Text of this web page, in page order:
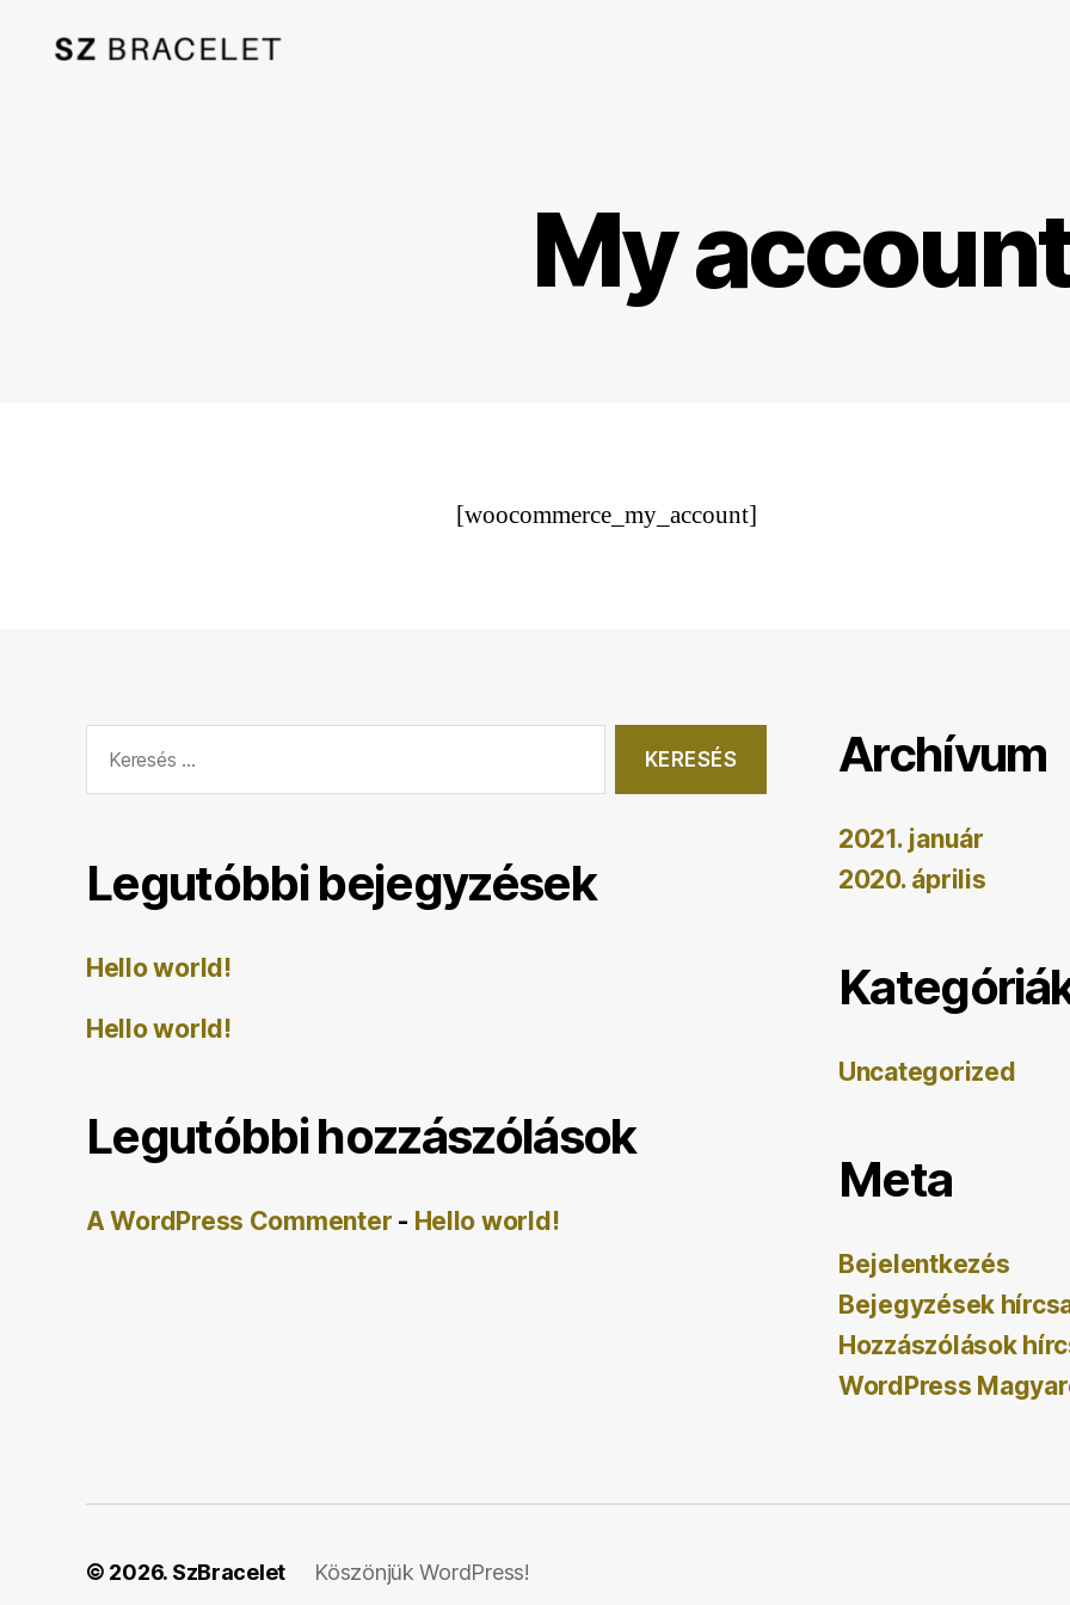
My
[woocommerce_my_account]
Legutóbbi bejegyzések
Hello world!
Hello world!
Legutóbbi hozzászólások
A WordPress Commenter - Hello world!
Archívum
2021. január
2020. április
Uncategorized
Meta
Bejelentkezés
Bejegyzések
Hozzászólások
WordPress
© 2026. SzBracelet Köszönjük WordPress!